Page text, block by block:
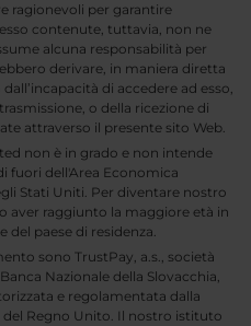
ragionevoli per garantire
contenute, tuttavia, non ne
alcuna responsabilità per
derivare, in maniera diretta
di accedere ad esso,
o della ricezione di
attraverso il presente sito Web.
non è in grado e non intende
fuori dell'Area Economica
Stati Uniti. Per diventare nostro
aver raggiunto la maggiore età in
del paese di residenza.
sono TrustPay, a.s., società
Nazionale della Slovacchia,
e regolamentata dalla
del Regno Unito. Il nostro istituto